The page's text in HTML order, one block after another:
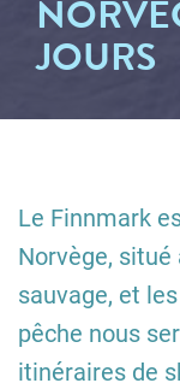
JOURS
Le Finnmark
Norvège, situé
sauvage, et
pêche nous
itinéraires de